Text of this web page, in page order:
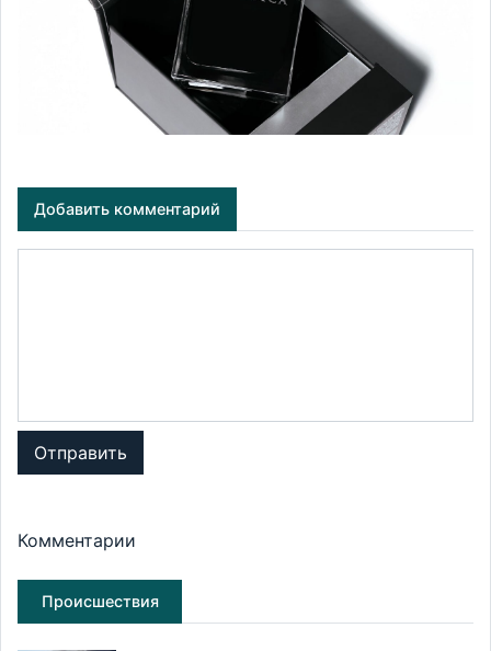
Добавить комментарий
Отправить
Комментарии
Происшествия